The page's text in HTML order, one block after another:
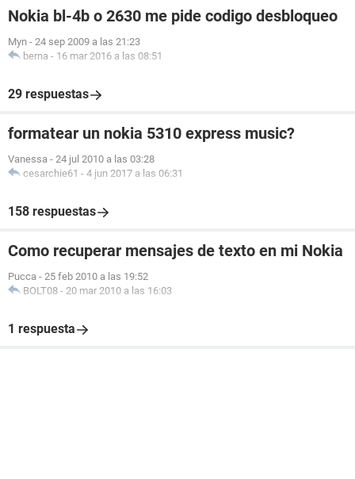
Nokia bl-4b o 2630 me pide codigo desbloqueo
Myn - 24 sep 2009 a las 21:23
berna - 16 mar 2016 a las 08:51
29 respuestas
formatear un nokia 5310 express music?
Vanessa - 24 jul 2010 a las 03:28
cesarchie61 - 4 jun 2017 a las 06:31
158 respuestas
Como recuperar mensajes de texto en mi Nokia
Pucca - 25 feb 2010 a las 19:52
BOLT08 - 20 mar 2010 a las 16:03
1 respuesta